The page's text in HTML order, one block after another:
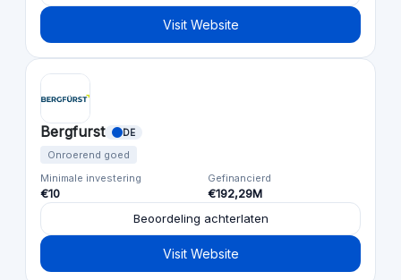
Visit Website
Bergfurst DE
Onroerend goed
Minimale investering
€10
Gefinancierd
€192,29M
Beoordeling achterlaten
Visit Website